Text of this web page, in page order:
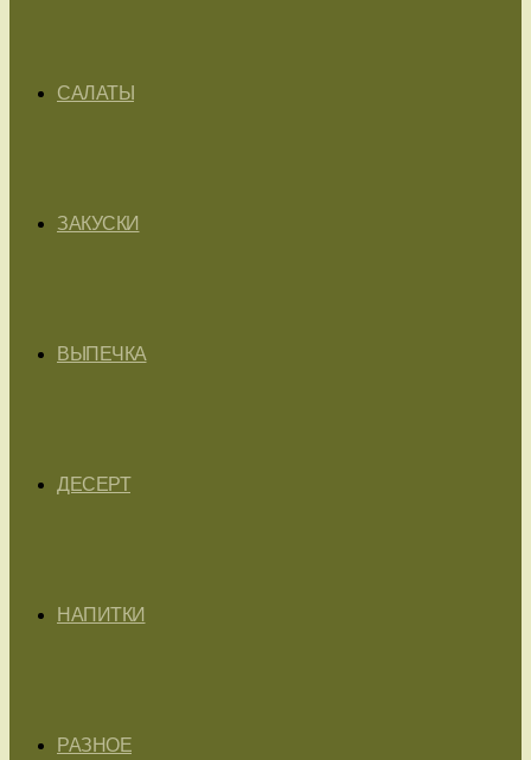
САЛАТЫ
ЗАКУСКИ
ВЫПЕЧКА
ДЕСЕРТ
НАПИТКИ
РАЗНОЕ